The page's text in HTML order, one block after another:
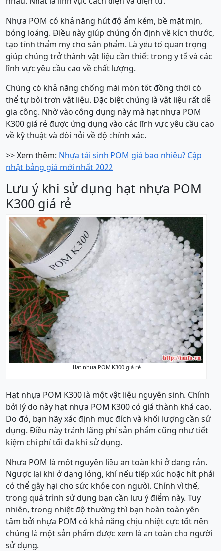
Nhựa POM có khả năng hút độ ẩm kém, bề mặt mịn,
bóng loáng. Điều này giúp chúng ổn định về kích thước,
tạo tính thẩm mỹ cho sản phẩm. Là yếu tố quan trọng
giúp chúng trở thành vật liệu cần thiết trong y tế và các
lĩnh vực yêu cầu cao về chất lượng.
Chúng có khả năng chống mài mòn tốt đồng thời có
thể tự bôi trơn vật liệu. Đặc biệt chúng là vật liệu rất dễ
gia công. Nhờ vào công dụng này mà hạt nhựa POM
K300 giá rẻ được ứng dụng vào các lĩnh vực yêu cầu cao
về kỹ thuật và đòi hỏi về độ chính xác.
>> Xem thêm: Nhựa tái sinh POM giá bao nhiêu? Cập
nhật bảng giá mới nhất 2022
Lưu ý khi sử dụng hạt nhựa POM
K300 giá rẻ
Hạt nhựa POM K300 giá rẻ
Hạt nhựa POM K300 là một vật liệu nguyên sinh. Chính
bởi lý do này hạt nhựa POM K300 có giá thành khá cao.
Do đó, bạn hãy xác định mục đích và khối lượng cần sử
dụng. Điều này tránh lãng phí sản phẩm cũng như tiết
kiệm chi phí tối đa khi sử dụng.
Nhựa POM là một nguyên liệu an toàn khi ở dạng rắn.
Ngược lại khi ở dạng lỏng, khí nếu tiếp xúc hoặc hít phải
có thể gây hại cho sức khỏe con người. Chính vì thế,
trong quá trình sử dụng bạn cần lưu ý điểm này. Tuy
nhiên, trong nhiệt độ thường thì bạn hoàn toàn yên
tâm bởi nhựa POM có khả năng chịu nhiệt cực tốt nên
chúng là một sản phẩm được xem là an toàn cho người
sử dụng.